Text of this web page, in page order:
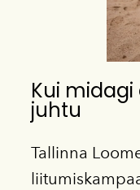
Kui midagi
juhtu
Tallinna